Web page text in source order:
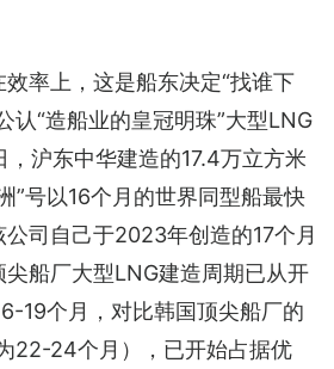
率上，这是船东决定“找谁下
认“造船业的皇冠明珠”大型LNG
，沪东中华建造的17.4万立方米
”号以16个月的世界同型船最快
司自己于2023年创造的17个月
船厂大型LNG建造周期已从开
19个月，对比韩国顶尖船厂的
22-24个月），已开始占据优